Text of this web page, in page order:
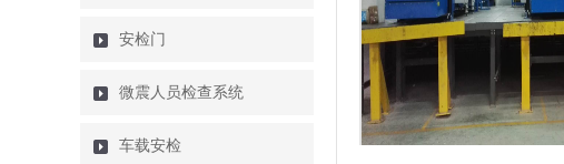
安检门
微震人员检查系统
车载安检